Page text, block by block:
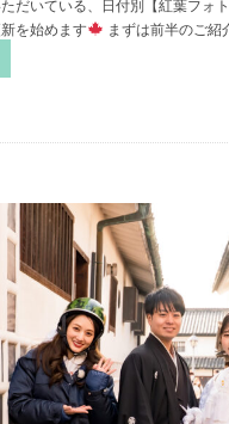
だいている、日付別【紅葉フォ
を始めます
まずは前半のご紹